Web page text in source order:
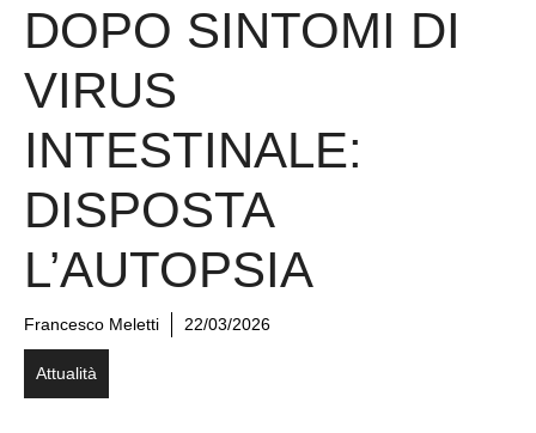
DOPO SINTOMI DI
VIRUS
INTESTINALE:
DISPOSTA
L’AUTOPSIA
Francesco Meletti 22/03/2026
Attualità